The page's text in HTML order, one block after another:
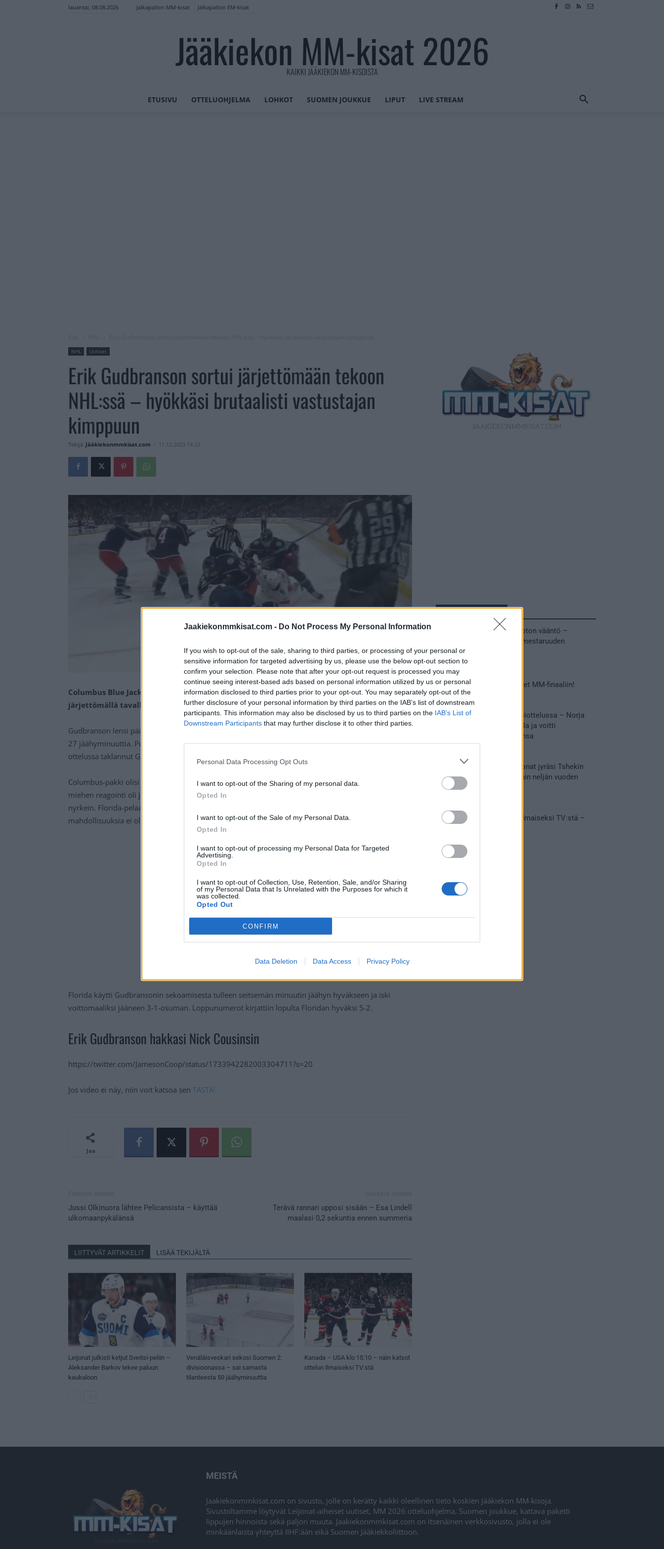
Jaakiekonmmkisat.com - Do Not Process My Personal Information
If you wish to opt-out of the sale, sharing to third parties, or processing of your personal or
sensitive information for targeted advertising by us, please use the below opt-out section to
confirm your selection. Please note that after your opt-out request is processed you may
continue seeing interest-based ads based on personal information utilized by us or personal
information disclosed to third parties prior to your opt-out. You may separately opt-out of the
further disclosure of your personal information by third parties on the IAB’s list of downstream
participants. This information may also be disclosed by us to third parties on the IAB’s List of
Downstream Participants that may further disclose it to other third parties.
Personal Data Processing Opt Outs
I want to opt-out of the Sharing of my personal data.
Opted In
I want to opt-out of the Sale of my Personal Data.
Opted In
I want to opt-out of processing my Personal Data for Targeted
Advertising.
Opted In
I want to opt-out of Collection, Use, Retention, Sale, and/or Sharing
of my Personal Data that Is Unrelated with the Purposes for which it
was collected.
Opted Out
CONFIRM
Data Deletion Data Access Privacy Policy
lauantai, 08.08.2026 Jalkapallon MM-kisat Jalkapallon EM-kisat
Jääkiekon MM-kisat 2026
KAIKKI JÄÄKIEKON MM-KISOISTA
ETUSIVU OTTELUOHJELMA LOHKOT SUOMEN JOUKKUE LIPUT LIVE STREAM
NHL Uutiset
Erik Gudbranson sortui järjettömään tekoon
NHL:ssä – hyökkäsi brutaalisti vastustajan
kimppuun
Tekijä Jääkiekonmmkisat.com - 11.12.2023 14:23
Columbus Blue Jacketsin Erik Gudbranson sekosi totaalisesti NHL:ssä, sillä mies kävi
järjettömällä tavalla käsiksi Florida Panthersin Nick Cousinsiin.
Gudbranson lensi päätöserässä suihkuun Floridaa vastaan, kun mies sai sekoamisestaan yhteensä
27 jäähyminuuttia. Puolustaja lähti makselemaan kalavelkoja Cousinsille, joka oli aikaisemmin
ottelussa taklannut Gudbransonia.
Columbus-pakki olisi voinut kuitenkin hoitaa tilanteen jollakin tyylikkäämmälläkin tavalla, koska
miehen reagointi oli järkyttävää katseltavaa. Mies paiskasi Cousinsin jäähän ja alkoi takomaan tätä
nyrkein. Florida-pelaaja yritti parhaansa mukaan vain suojautua jäässä, koska mitään
mahdollisuuksia ei ollut laittaa vastaan.
Florida käytti Gudbransonin sekoamisesta tulleen seitsemän minuutin jäähyn hyväkseen ja iski
voittomaaliksi jääneen 3-1-osuman. Loppunumerot kirjattiin lopulta Floridan hyväksi 5-2.
Erik Gudbranson hakkasi Nick Cousinsin
https://twitter.com/JamesonCoop/status/1733942282003304711?s=20
Jos video ei näy, niin voit katsoa sen TÄSTÄ!
Jaa
Jussi Olkinuora lähtee Pelicansista – käyttää
ulkomaanpykälänsä
Terävä rannari upposi sisään – Esa Lindell
maalasi 0,2 sekuntia ennen summeria
LIITTYVÄT ARTIKKELIT LISÄÄ TEKIJÄLTÄ
Leijonat julkisti ketjut Sveitsi-peliin –
Aleksander Barkov tekee paluun
kaukaloon
Venäläisveskari sekosi Suomen 2.
divisioonassa – sai samasta
tilanteesta 50 jäähyminuuttia
Kanada – USA klo 15:10 – näin katsot
ottelun ilmaiseksi TV:stä
MM-kullasta käytiin armoton vääntö –
Leijonat voitti maailmanmestaruuden
jatkoajalla
31.05.2026 23:27
Tässä Leijonien kentälliset MM-finaaliin!
31.05.2026 18:37
Huikeaa draamaa pronssiottelussa – Norja
kaatoi Kanadan jatkoajalla ja voitti
ensimmäisen MM-mitalinsa
Vakuuttava esitys – Leijonat jyräsi Tshekin
nurin ja eteni mitalipeleihin neljän vuoden
tauon jälkeen
Suomi – Tshekki näkyy ilmaiseksi TV:stä –
MEISTÄ
Jaakiekonmmkisat.com on sivusto, jolle on kerätty kaikki oleellinen tieto koskien Jääkiekon MM-kisoja.
Sivustoltamme löytyvät Leijonat-aiheiset uutiset, MM 2026 otteluohjelma, Suomen joukkue, kattava paketti
lippujen hinnoista sekä paljon muuta. Jaakiekonmmkisat.com on itsenäinen verkkosivusto, jolla ei ole
minkäänlaista yhteyttä IIHF:ään eikä Suomen Jääkiekkoliittoon.